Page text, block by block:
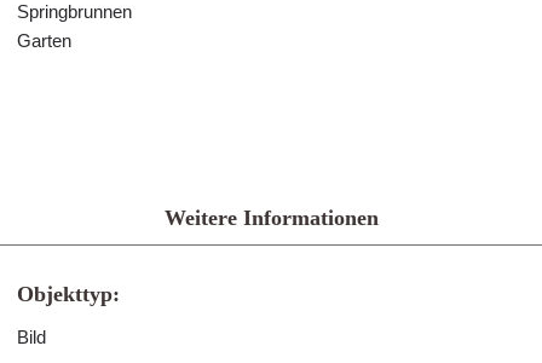
Springbrunnen
Garten
Weitere Informationen
Objekttyp:
Bild